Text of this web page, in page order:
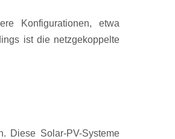
Konfigurationen, etwa
ist die netzgekoppelte
Diese Solar-PV-Systeme